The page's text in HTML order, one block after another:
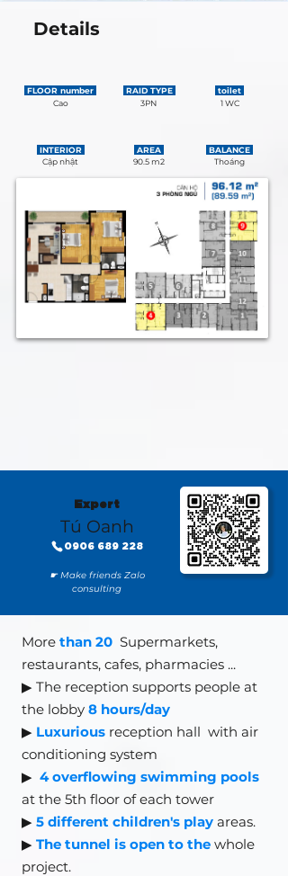
Details
FLOOR number
Cao
RAID TYPE
3PN
toilet
1 WC
INTERIOR
Cập nhật
AREA
90.5 m2
BALANCE
Thoáng
Expert
Tú Oanh
0906 689 228
☛ Make friends Zalo
consulting
More than 20 Supermarkets,
restaurants, cafes, pharmacies ...
▶ The reception supports people at
the lobby 8 hours/day
▶ Luxurious reception hall with air
conditioning system
▶ 4 overflowing swimming pools
at the 5th floor of each tower
▶ 5 different children's play areas.
▶ The tunnel is open to the whole
project.